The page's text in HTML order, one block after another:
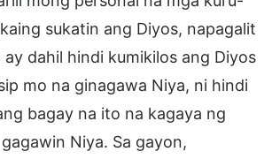
sukatin ang Diyos, napagalit
ay dahil hindi kumikilos ang Diyos
mo na ginagawa Niya, ni hindi
bagay na ito na kagaya ng
Niya. Sa gayon,